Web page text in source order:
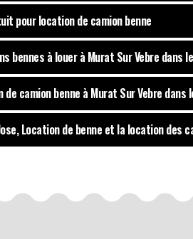
pour location de camion benne
bennes à louer à Murat Sur Vebre dans
de camion benne à Murat Sur Vebre dans
Location de benne et la location des